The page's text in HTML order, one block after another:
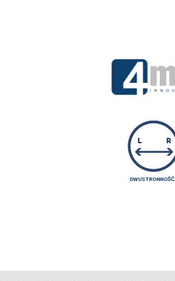
DWUSTRONNOŚĆ